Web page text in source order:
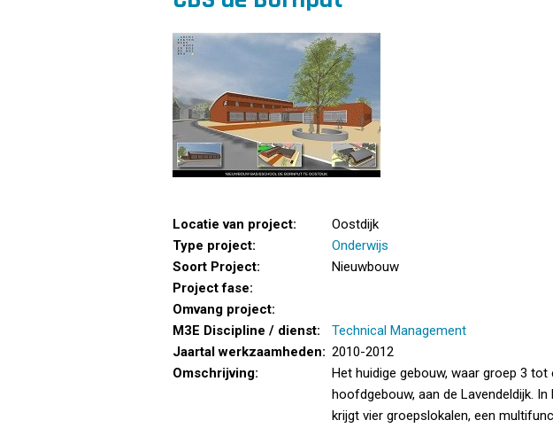
Locatie van project:
Oostdijk
Type project:
Onderwijs
Soort Project:
Nieuwbouw
Project fase:
Omvang project:
M3E Discipline / dienst:
Technical Management
Jaartal werkzaamheden: 2010-2012
Omschrijving:
Het huidige gebouw, waar groep 3
hoofdgebouw, aan de Lavendeldijk.
krijgt vier groepslokalen, een